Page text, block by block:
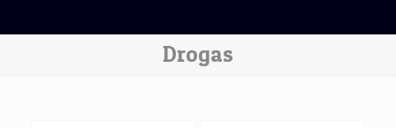
Drogas